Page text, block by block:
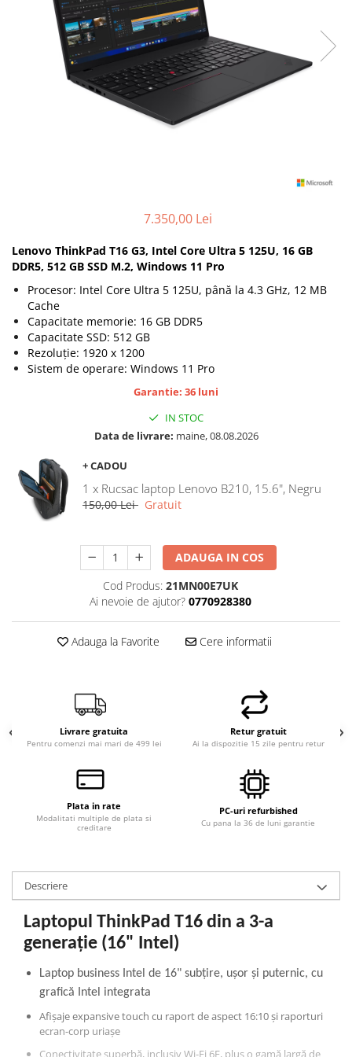
Genti Laptop
Incarcatoare laptop
Incarcatoare laptop refurbished
Standuri și Coolere Laptop
Alte accesorii
Placi de baza
Ventilatoare carcasa
Componente Renew/Refurbished
All-in-One REFURBISHED
Calculatoare All-in-One RENEW
Componente All-in-One
7.350,00 Lei
Lenovo ThinkPad T16 G3, Intel Core Ultra 5 125U, 16 GB
DDR5, 512 GB SSD M.2, Windows 11 Pro
Procesor: Intel Core Ultra 5 125U, până la 4.3 GHz, 12 MB
Cache
Capacitate memorie: 16 GB DDR5
Capacitate SSD: 512 GB
Rezoluție: 1920 x 1200
Sistem de operare: Windows 11 Pro
Garantie: 36 luni
IN STOC
Data de livrare: maine, 08.08.2026
+ CADOU
1 x Rucsac laptop Lenovo B210, 15.6", Negru
150,00 Lei Gratuit
ADAUGA IN COS
Cod Produs: 21MN00E7UK
Ai nevoie de ajutor? 0770928380
Adauga la Favorite Cere informatii
Livrare gratuita
Pentru comenzi mai mari de 499 lei
Retur gratuit
Ai la dispozitie 15 zile pentru retur
Plata in rate
Modalitati multiple de plata si
creditare
PC-uri refurbished
Cu pana la 36 de luni garantie
Descriere
Laptopul ThinkPad T16 din a 3-a
generație (16" Intel)
Laptop business Intel de 16" subțire, ușor și puternic, cu
grafică Intel integrata
Afișaje expansive touch cu raport de aspect 16:10 și raporturi
ecran-corp uriașe
Conectivitate superbă, inclusiv Wi-Fi 6E, plus o gamă largă de